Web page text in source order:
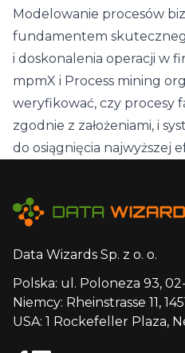
Modelowanie procesów
fundamentem
i doskonalenia operacji w
mpmX i Process mining
weryfikować, czy procesy
zgodnie z założeniami, i
do osiągnięcia najwyższej
Data Wizards Sp. z o. o.
Polska: ul. Poloneza 93,
Niemcy: Rheinstrasse 11,
USA: 1 Rockefeller Plaza,